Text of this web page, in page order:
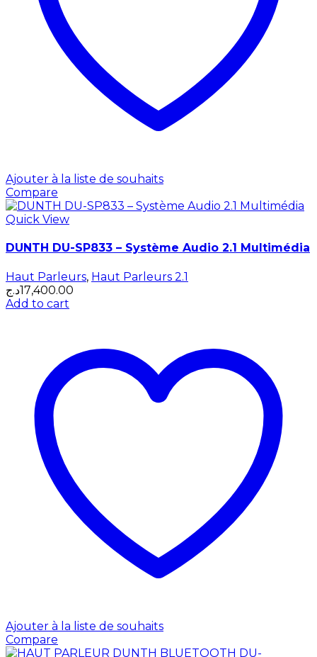
Ajouter à la liste de souhaits
Compare
Quick View
DUNTH DU-SP833 – Système Audio 2.1 Multimédia
Haut Parleurs, Haut Parleurs 2.1
17,400.00د.ج
Add to cart
Ajouter à la liste de souhaits
Compare